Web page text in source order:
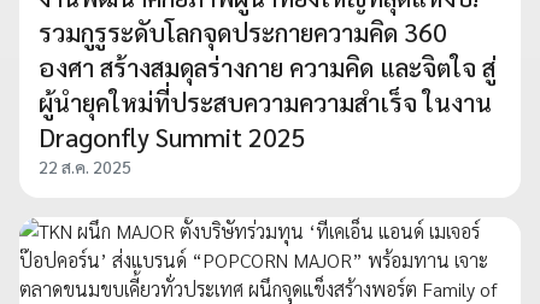
รวมกูรูระดับโลกจุดประกายความคิด 360
องศา สร้างสมดุลร่างกาย ความคิด และจิตใจ สู่
ผู้นำยุคใหม่ที่ประสบความความสำเร็จ ในงาน
Dragonfly Summit 2025
22 ส.ค. 2025